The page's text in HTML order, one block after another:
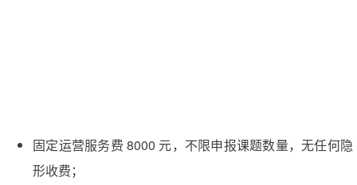
固定运营服务费 8000 元，不限申报课题数量，无任何隐
形收费；